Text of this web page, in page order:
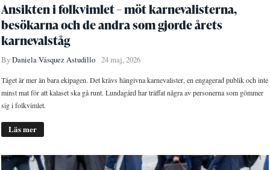
Ansikten i folkvimlet – möt karnevalisterna,
besökarna och de andra som gjorde årets
karnevalståg
ByDaniela Vásquez Astudillo 24 maj, 2026
Tåget är mer än bara ekipagen. Det krävs hängivna karnevalister, en engagerad publik och inte
minst mat för att kalaset ska gå runt. Lundagård har träffat några av personerna som gömmer
sig i folkvimlet.
Läs mer